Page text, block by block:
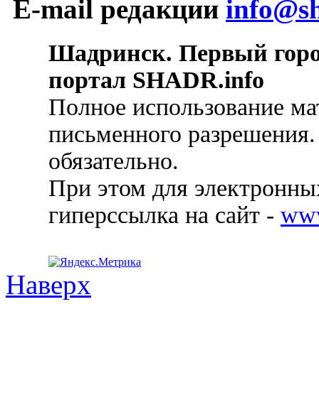
E-mail редакции
Шадринск. Первый
портал SHADR.info
Полное использование
письменного
обязательно.
При этом для
гиперссылка на сайт -
Наверх